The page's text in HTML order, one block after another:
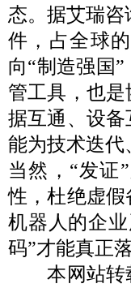
态。据艾瑞咨
件，占全球
向“制造强国
管工具，也
据互通、设
能为技术迭代
当然，“发证
性，杜绝虚
机器人的企
码”才能真正
本网站转载